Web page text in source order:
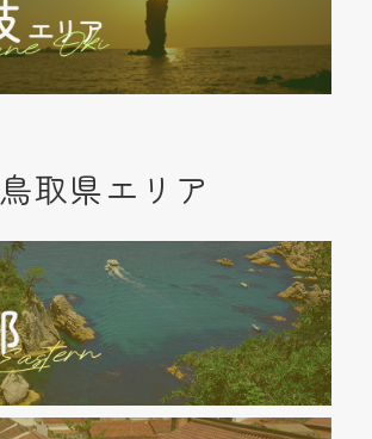
鳥取県エリア